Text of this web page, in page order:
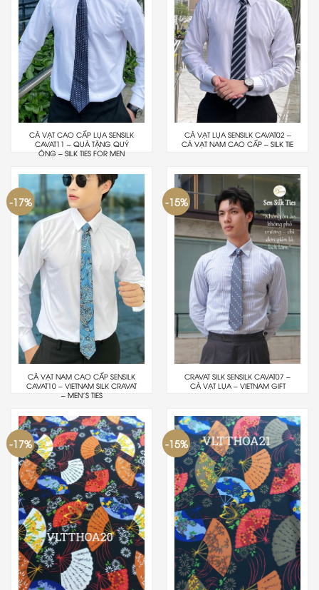
CÀ VẠT CAO CẤP LỤA SENSILK
CAVAT11 – QUÀ TẶNG QUÝ
ÔNG – SILK TIES FOR MEN
CÀ VẠT LỤA SENSILK CAVAT02 –
CÀ VẠT NAM CAO CẤP – SILK TIE
-17%
CÀ VẠT NAM CAO CẤP SENSILK
CAVAT10 – VIETNAM SILK CRAVAT
– MEN’S TIES
-15%
CRAVAT SILK SENSILK CAVAT07 –
CÀ VẠT LỤA – VIETNAM GIFT
-17% -15%